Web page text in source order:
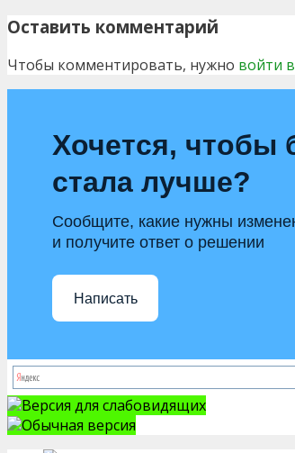
Оставить комментарий
Чтобы комментировать, нужно войти
Хочется, чтобы
стала лучше?
Сообщите, какие нужны
и получите ответ о решении
Написать
Версия для слабовидящих
Обычная версия